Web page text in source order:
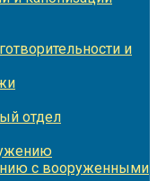
и
отдел
с вооруженными